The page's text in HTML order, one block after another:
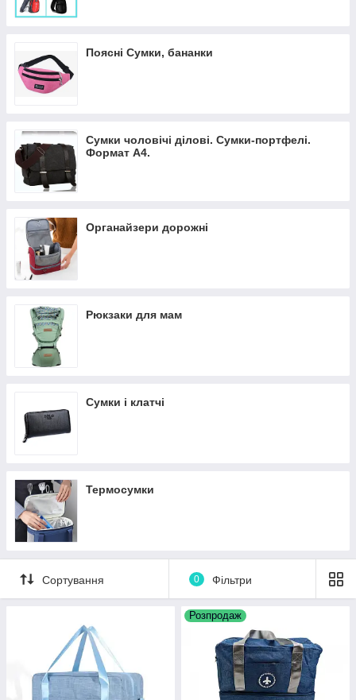
Поясні Сумки, бананки
Сумки чоловічі ділові. Сумки-портфелі.
Формат А4.
Органайзери дорожні
Рюкзаки для мам
Сумки і клатчі
Термосумки
Сортування 0 Фільтри
Розпродаж